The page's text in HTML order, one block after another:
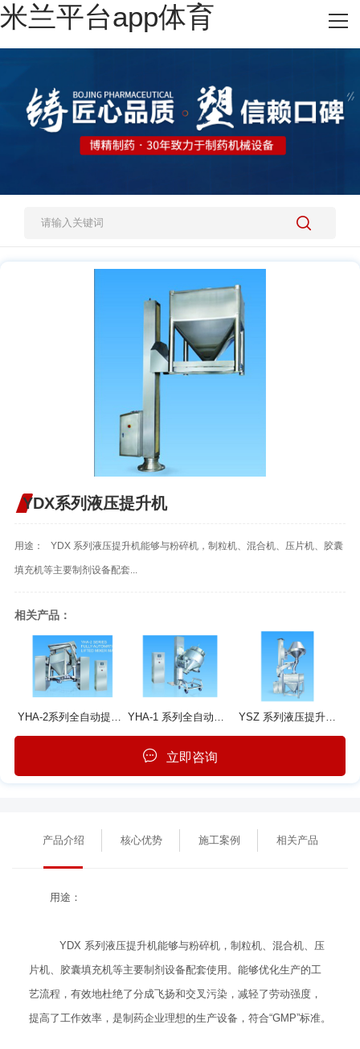
米兰平台app体育
网站米兰平台app体育
施工案例
人才招聘
米兰平台app体育-官方版
YDX系列液压提升机
用途： YDX 系列液压提升机能够与粉碎机，制粒机、混合机、压片机、胶囊
填充机等主要制剂设备配套...
相关产品：
YSZ 系列液压提升整粒机
立即咨询
产品介绍 核心优势 施工案例 相关产品
用途：
YDX 系列液压提升机能够与粉碎机，制粒机、混合机、压
片机、胶囊填充机等主要制剂设备配套使用。能够优化生产的工
艺流程，有效地杜绝了分成飞扬和交叉污染，减轻了劳动强度，
提高了工作效率，是制药企业理想的生产设备，符合“GMP”标准。